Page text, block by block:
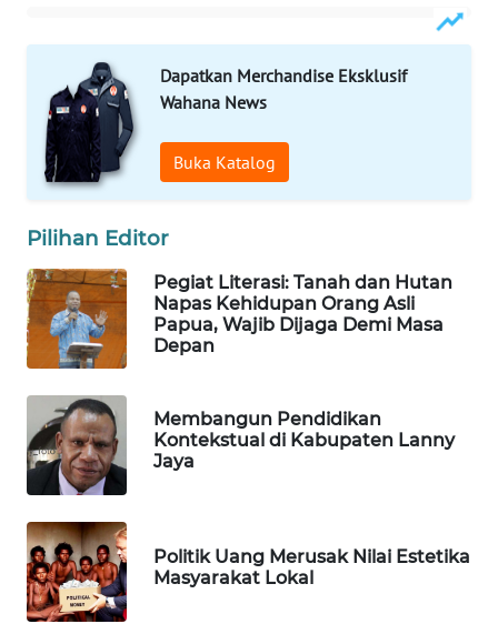
Dapatkan Merchandise Eksklusif
Wahana News
Buka Katalog
Pilihan Editor
Pegiat Literasi: Tanah dan Hutan
Napas Kehidupan Orang Asli
Papua, Wajib Dijaga Demi Masa
Depan
Membangun Pendidikan
Kontekstual di Kabupaten Lanny
Jaya
Politik Uang Merusak Nilai Estetika
Masyarakat Lokal
WAHANA
LISTRIK
WAHANA
TRAVEL
WAHANA
TV
WAHANANEWS
ID
CO ID
WAHANANEWS
NET
WAHANA
SPORT